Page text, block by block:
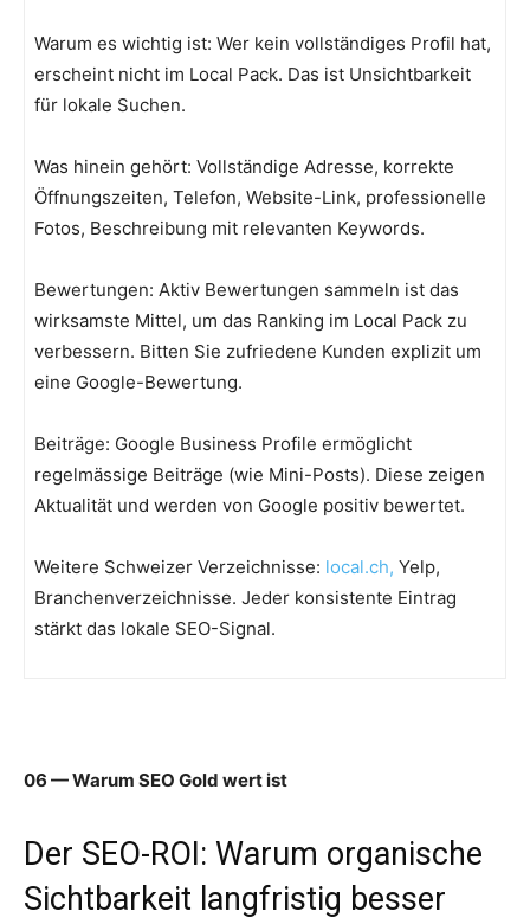
Warum es wichtig ist: Wer kein vollständiges Profil hat,
erscheint nicht im Local Pack. Das ist Unsichtbarkeit
für lokale Suchen.
Was hinein gehört: Vollständige Adresse, korrekte
Öffnungszeiten, Telefon, Website-Link, professionelle
Fotos, Beschreibung mit relevanten Keywords.
Bewertungen: Aktiv Bewertungen sammeln ist das
wirksamste Mittel, um das Ranking im Local Pack zu
verbessern. Bitten Sie zufriedene Kunden explizit um
eine Google-Bewertung.
Beiträge: Google Business Profile ermöglicht
regelmässige Beiträge (wie Mini-Posts). Diese zeigen
Aktualität und werden von Google positiv bewertet.
Weitere Schweizer Verzeichnisse: local.ch, Yelp,
Branchenverzeichnisse. Jeder konsistente Eintrag
stärkt das lokale SEO-Signal.
06 — Warum SEO Gold wert ist
Der SEO-ROI: Warum organische
Sichtbarkeit langfristig besser